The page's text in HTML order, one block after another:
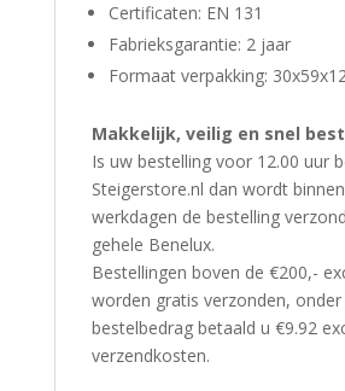
Certificaten: EN 131
Fabrieksgarantie: 2 jaar
Formaat verpakking:
Makkelijk, veilig en snel
Is uw bestelling voor 12.00 uur
Steigerstore.nl dan wordt
werkdagen de bestelling
gehele Benelux.
Bestellingen boven de €200,-
worden gratis verzonden,
bestelbedrag betaald u €9.92
verzendkosten.